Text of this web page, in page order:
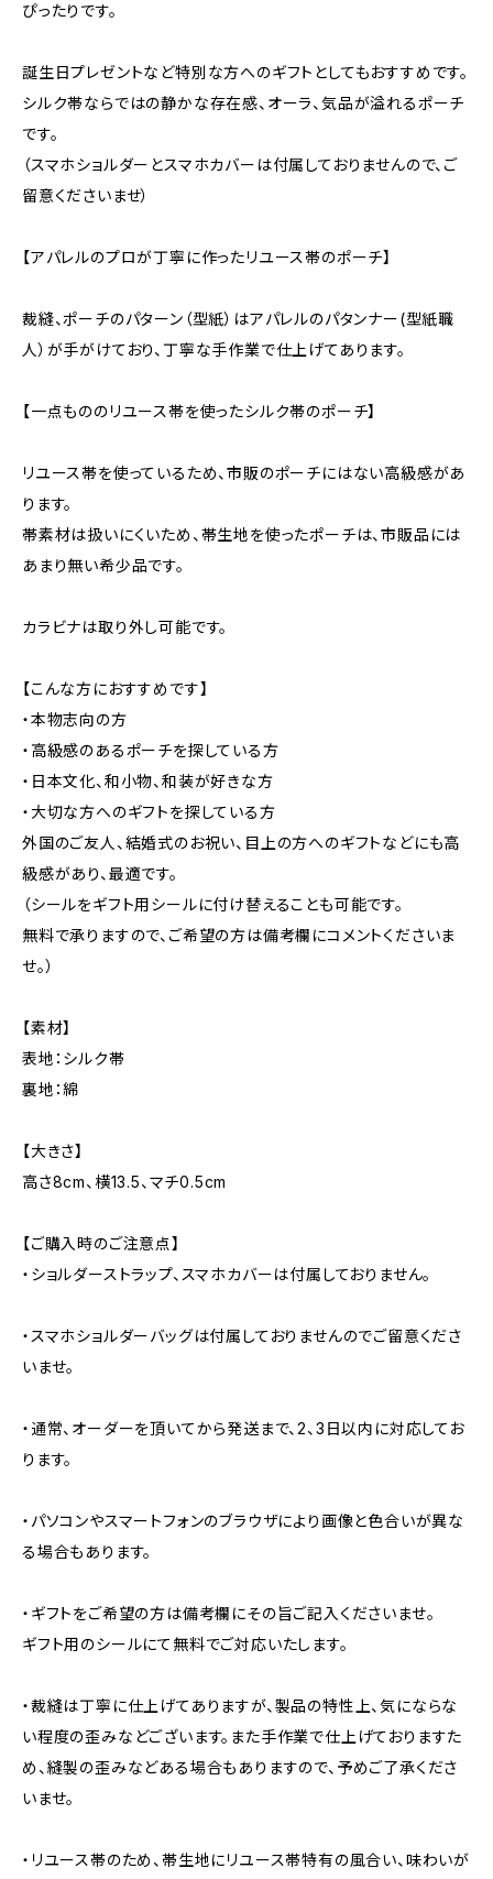
ぴったりです。
誕生日プレゼントなど特別な方へのギフトとしてもおすすめです。
シルク帯ならではの静かな存在感、オーラ、気品が溢れるポーチ
です。
（スマホショルダーとスマホカバーは付属しておりませんので、ご
留意くださいませ）
【アパレルのプロが丁寧に作ったリユース帯のポーチ】
裁縫、ポーチのパターン（型紙）はアパレルのパタンナー(型紙職
人）が手がけており、丁寧な手作業で仕上げてあります。
【一点もののリユース帯を使ったシルク帯のポーチ】
リユース帯を使っているため、市販のポーチにはない高級感があ
ります。
帯素材は扱いにくいため、帯生地を使ったポーチは、市販品には
あまり無い希少品です。
カラビナは取り外し可能です。
【こんな方におすすめです】
・本物志向の方
・高級感のあるポーチを探している方
・日本文化、和小物、和装が好きな方
・大切な方へのギフトを探している方
外国のご友人、結婚式のお祝い、目上の方へのギフトなどにも高
級感があり、最適です。
（シールをギフト用シールに付け替えることも可能です。
無料で承りますので、ご希望の方は備考欄にコメントくださいま
せ。）
【素材】
表地：シルク帯
裏地：綿
【大きさ】
高さ8cm、横13.5、マチ0.5cm
【ご購入時のご注意点】
・ショルダーストラップ、スマホカバーは付属しておりません。
・スマホショルダーバッグは付属しておりませんのでご留意くださ
いませ。
・通常、オーダーを頂いてから発送まで、2、3日以内に対応してお
ります。
・パソコンやスマートフォンのブラウザにより画像と色合いが異な
る場合もあります。
・ギフトをご希望の方は備考欄にその旨ご記入くださいませ。
ギフト用のシールにて無料でご対応いたします。
・裁縫は丁寧に仕上げてありますが、製品の特性上、気にならな
い程度の歪みなどございます。また手作業で仕上げておりますた
め、縫製の歪みなどある場合もありますので、予めご了承くださ
いませ。
・リユース帯のため、帯生地にリユース帯特有の風合い、味わいが